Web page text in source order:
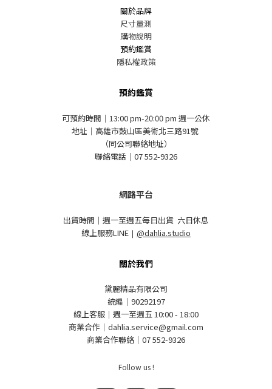
關於品牌
尺寸量測
購物說明
預約鑑賞
隱私權政策
預約鑑賞
可預約時間｜13:00 pm-20:00 pm 週一公休
地址｜高雄市鼓山區美術北三路91號
（同公司聯絡地址）
聯絡電話｜07 552-9326
網路平台
出貨時間｜週一至週五每日出貨 六日休息
線上服務LINE ｜ @dahlia.studio
關於我們
黛麗精品有限公司
統編｜90292197
線上客服｜週一至週五 10:00 - 18:00
商業合作｜dahlia.service@gmail.com
商業合作聯絡｜07 552-9326
Follow us !